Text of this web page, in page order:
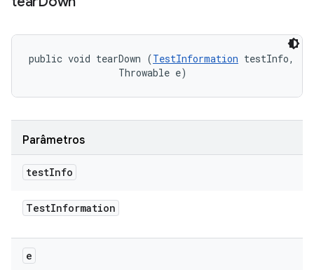
public void tearDown (TestInformation testInfo,
                Throwable e)
Parâmetros
testInfo
TestInformation
e